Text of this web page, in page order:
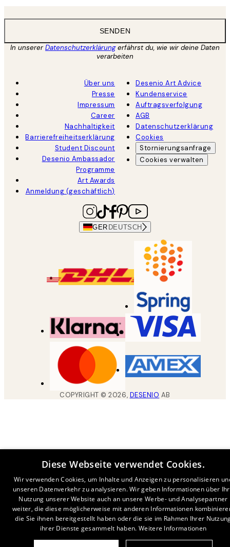
SENDEN
In unsererDatenschutzerklärungerfährst du, wie wir deine Daten
verarbeiten
Über uns
Presse
Impressum
Career
Nachhaltigkeit
Barrierefreiheitserklärung
Student Discount
Desenio Ambassador
Programme
Art Awards
Anmeldung (geschäftlich)
Desenio Art Advice
Kundenservice
Auftragsverfolgung
AGB
Datenschutzerklärung
Cookies
Stornierungsanfrage
Cookies verwalten
GER DEUTSCH
COPYRIGHT ©2026, DESENIO AB
Diese Webseite verwendet Cookies.
Wir verwenden Cookies, um Inhalte und Anzeigen zu personalisieren
unseren Datenverkehr zu analysieren. Wir geben Informationen über
Nutzung unserer Website auch an unsere Werbe- und Analysepartner
weiter, die diese möglicherweise mit anderen Informationen
die Sie ihnen bereitgestellt haben oder die sie im Rahmen Ihrer
ihrer Dienste gesammelt haben. Weitere Informationen